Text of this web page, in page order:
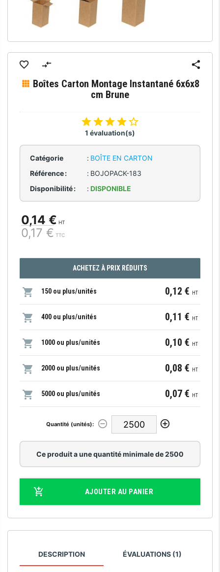
Boîtes Carton Montage Instantané 6x6x8
cm Brune
1 évaluation(s)
Catégorie : BOÎTE EN CARTON
Référence :
: BOJOPACK-183
Disponibilité :
: DISPONIBLE
0,14 € HT
0,17 € TTC
ACHETEZ À PRIX RÉDUITS
150 ou plus/unités 0,12 € HT
400 ou plus/unités 0,11 € HT
1000 ou plus/unités 0,10 € HT
2000 ou plus/unités 0,08 € HT
5000 ou plus/unités 0,07 € HT
Quantité (unités):
Ce produit a une quantité minimale de 2500
AJOUTER AU PANIER
DESCRIPTION ÉVALUATIONS (1)